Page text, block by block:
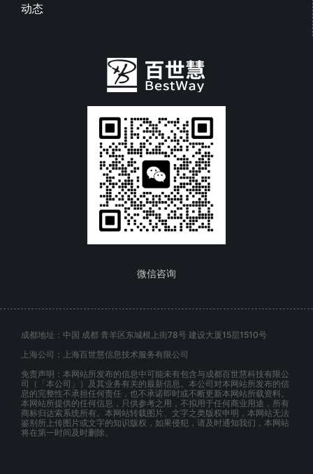
动态
微信咨询
成都地址：中国 成都 青羊区东城根上街78号 建设大厦15层1510号
上海公司：上海百世慧信息技术服务有限公司
免责声明：本网站所发布的信息中可能未有包含与成都百世慧科技有限公
司（「本公司」）及其业务有关的最新信息。本公司对本网站所发布的信
息的完整性不承担任何责任，也不承诺即时或不断更新本网站所载资料。
本网站所提供的任何信息，只供参考之用，不拟用于任何商业用途，所有
商标归达索系统所有。本网站转载图片、文字之类版权申明，本网站无法
鉴别所上传图片或文字的知识版权，如果侵犯，请及时通知我们，本网站
将在第一时间及时删除。